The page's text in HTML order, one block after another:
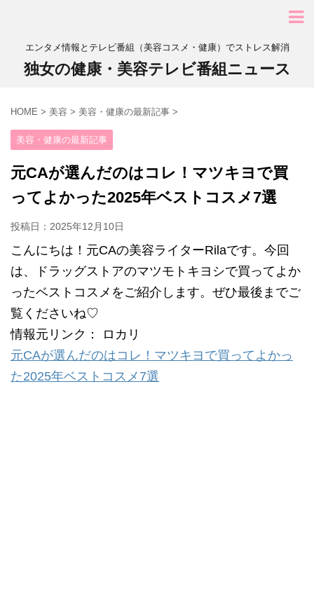
エンタメ情報とテレビ番組（美容コスメ・健康）でストレス解消
独女の健康・美容テレビ番組ニュース
HOME > 美容 > 美容・健康の最新記事 >
美容・健康の最新記事
元CAが選んだのはコレ！マツキヨで買
ってよかった2025年ベストコスメ7選
投稿日： 2025年12月10日
こんにちは！元CAの美容ライターRilaです。今回
は、ドラッグストアのマツモトキヨシで買ってよか
ったベストコスメをご紹介します。ぜひ最後までご
覧くださいね♡
情報元リンク： ロカリ
元CAが選んだのはコレ！マツキヨで買ってよかっ
た2025年ベストコスメ7選